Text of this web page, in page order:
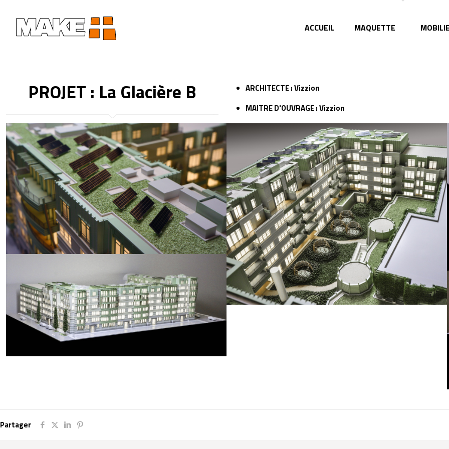
ACCUEIL MAQUETTE
PROJET : La Glacière B
ARCHITECTE : Vizzion
MAITRE D'OUVRAGE : Vizzion
Partager